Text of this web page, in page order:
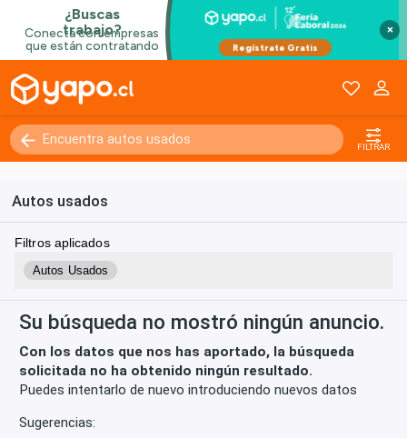
×
FILTRAR
Autos usados
Filtros aplicados
Autos Usados
Su búsqueda no mostró ningún anuncio.
Con los datos que nos has aportado, la búsqueda
solicitada no ha obtenido ningún resultado.
Puedes intentarlo de nuevo introduciendo nuevos datos
Sugerencias:
Kilómetros 0 - 250000+